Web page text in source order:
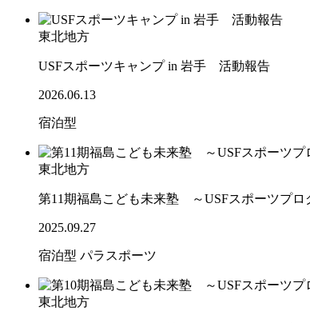
東北地方
USFスポーツキャンプ in 岩手 活動報告
2026.06.13
宿泊型
東北地方
第11期福島こども未来塾 ～USFスポーツプ
2025.09.27
宿泊型 パラスポーツ
東北地方